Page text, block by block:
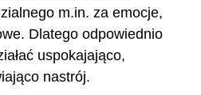
m.in. za emocje,
Dlatego odpowiednio
uspokajająco,
nastrój.